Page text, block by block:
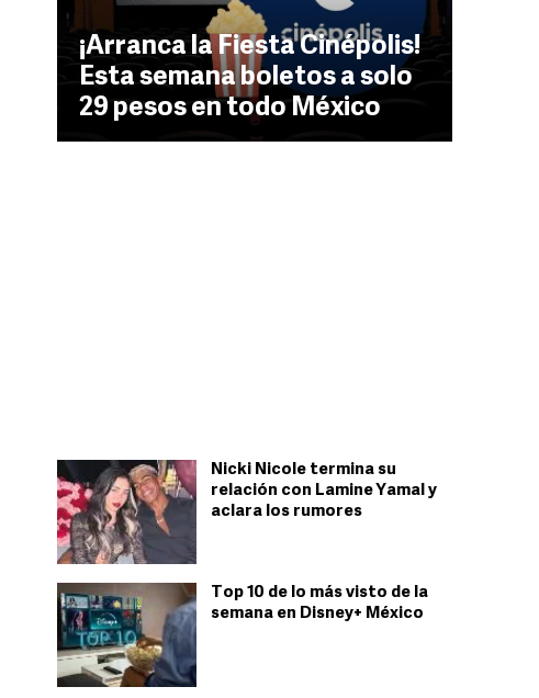
¡Arranca la Fiesta Cinépolis!
Esta semana boletos a solo
29 pesos en todo México
Nicki Nicole termina su
relación con Lamine Yamal y
aclara los rumores
Top 10 de lo más visto de la
semana en Disney+ México